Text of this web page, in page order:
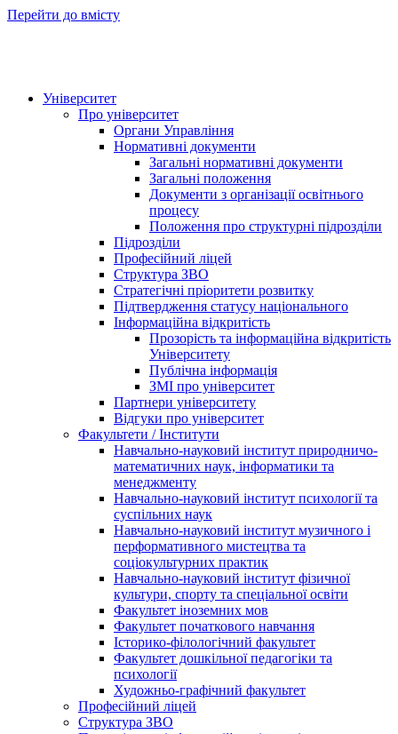
Перейти до вмісту
Університет
Про університет
Органи Управління
Нормативні документи
Загальні нормативні документи
Загальні положення
Документи з організації освітнього
процесу
Положення про структурні підрозділи
Підрозділи
Професійний ліцей
Структура ЗВО
Стратегічні пріоритети розвитку
Підтвердження статусу національного
Інформаційна відкритість
Прозорість та інформаційна відкритість
Університету
Публічна інформація
ЗМІ про університет
Партнери університету
Відгуки про університет
Факультети / Інститути
Навчально-науковий інститут природничо-
математичних наук, інформатики та
менеджменту
Навчально-науковий інститут психології та
суспільних наук
Навчально-науковий інститут музичного і
перформативного мистецтва та
соціокультурних практик
Навчально-науковий інститут фізичної
культури, спорту та спеціальної освіти
Факультет іноземних мов
Факультет початкового навчання
Історико-філологічний факультет
Факультет дошкільної педагогіки та
психології
Художньо-графічний факультет
Професійний ліцей
Структура ЗВО